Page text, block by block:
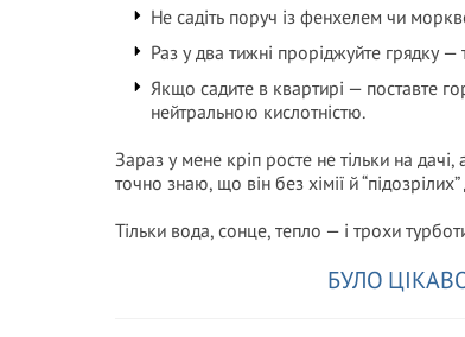
Не садіть поруч із фенхелем чи
Раз у два тижні проріджуйте грядку
Якщо садите в квартирі — поставте
нейтральною кислотністю.
Зараз у мене кріп росте не тільки на
точно знаю, що він без хімії й
Тільки вода, сонце, тепло — і трохи
БУЛО